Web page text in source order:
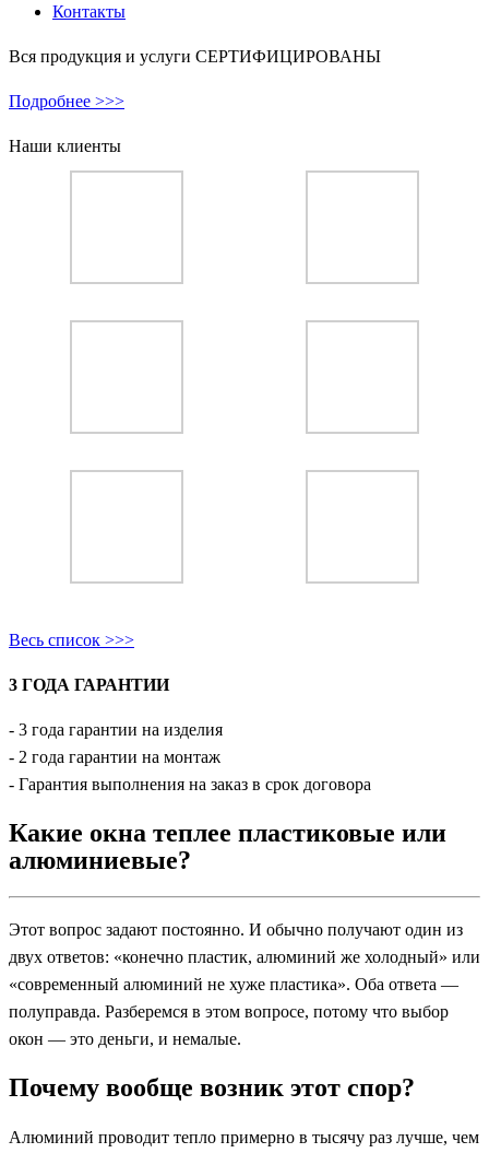
Контакты
Вся продукция и услуги СЕРТИФИЦИРОВАНЫ
Подробнее >>>
Наши клиенты
Весь список >>>
3 ГОДА ГАРАНТИИ
- 3 года гарантии на изделия
- 2 года гарантии на монтаж
- Гарантия выполнения на заказ в срок договора
Какие окна теплее пластиковые или
алюминиевые?
Этот вопрос задают постоянно. И обычно получают один из
двух ответов: «конечно пластик, алюминий же холодный» или
«современный алюминий не хуже пластика». Оба ответа —
полуправда. Разберемся в этом вопросе, потому что выбор
окон — это деньги, и немалые.
Почему вообще возник этот спор?
Алюминий проводит тепло примерно в тысячу раз лучше, чем